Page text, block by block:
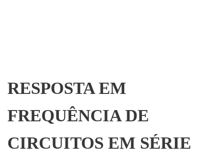
RESPOSTA EM
FREQUÊNCIA DE
CIRCUITOS EM SÉRIE